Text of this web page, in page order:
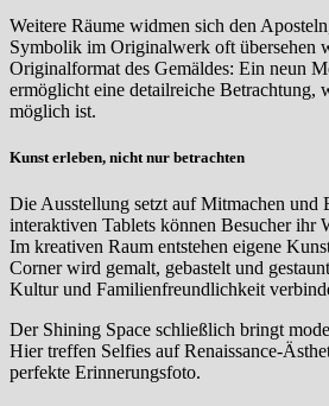
Weitere Räume widmen sich den
Symbolik im Originalwerk oft übersehen
Originalformat des Gemäldes: Ein neun
ermöglicht eine detailreiche Betrachtung,
möglich ist.
Kunst erleben, nicht nur betrachten
Die Ausstellung setzt auf Mitmachen und
interaktiven Tablets können Besucher ihr
Im kreativen Raum entstehen eigene
Corner wird gemalt, gebastelt und
Kultur und Familienfreundlichkeit
Der Shining Space schließlich bringt
Hier treffen Selfies auf Renaissance-
perfekte Erinnerungsfoto.